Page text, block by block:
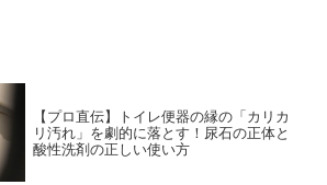
【プロ直伝】トイレ便器の縁の「カリカ
リ汚れ」を劇的に落とす！尿石の正体と
酸性洗剤の正しい使い方